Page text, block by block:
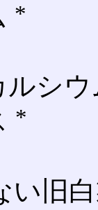
*
ルシ
*
い旧